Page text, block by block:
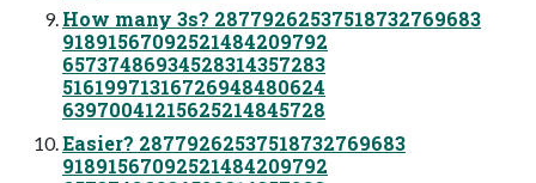
How many 3s? 28779262537518732769683
91891567092521484209792
65737486934528314357283
51619971316726948480624
63970041215625214845728
Easier? 28779262537518732769683
91891567092521484209792